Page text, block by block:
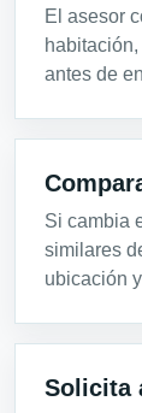
El asesor
antes de
Si cambia
similares
ubicación
Solicita